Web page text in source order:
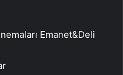
Emanet&Deli